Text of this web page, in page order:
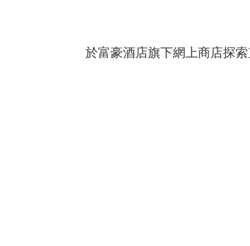
於富豪酒店旗下網上商店探